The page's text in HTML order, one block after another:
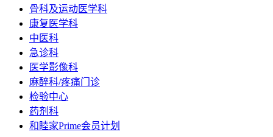
骨科及运动医学科
康复医学科
中医科
急诊科
医学影像科
麻醉科/疼痛门诊
检验中心
药剂科
和睦家Prime会员计划